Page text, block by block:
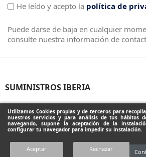
Utilizamos Cookies propias y de terceros para
nuestros servicios y para análisis de tus hábitos
navegando, supone la aceptación de la
configurar tu navegador para impedir su instalación.
Aceptar Rechazar
He leído y acepto la política de
Puede darse de baja en cualquier
consulte nuestra información de
SUMINISTROS IBERIA
PRODUCTOS
Diseñado por Programación Integral